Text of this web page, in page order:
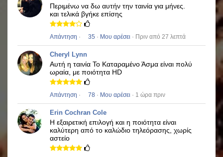
Περιμένω να δω αυτήν την ταινία για μήνες.
και τελικά βγήκε επίσης
Απάντηση · 35 · Μου αρέσει · Πριν από 27 λεπτά
Cheryl Lynn
Αυτή η ταινία Το Καταραμένο Άσμα είναι πολύ
ωραία, με ποιότητα HD
Απάντηση · 78 · Μου αρέσει · 1 ώρα πριν
Erin Cochran Cole
Η εξαιρετική επιλογή και η ποιότητα είναι
καλύτερη από το καλώδιο τηλεόρασης, χωρίς
αστείο